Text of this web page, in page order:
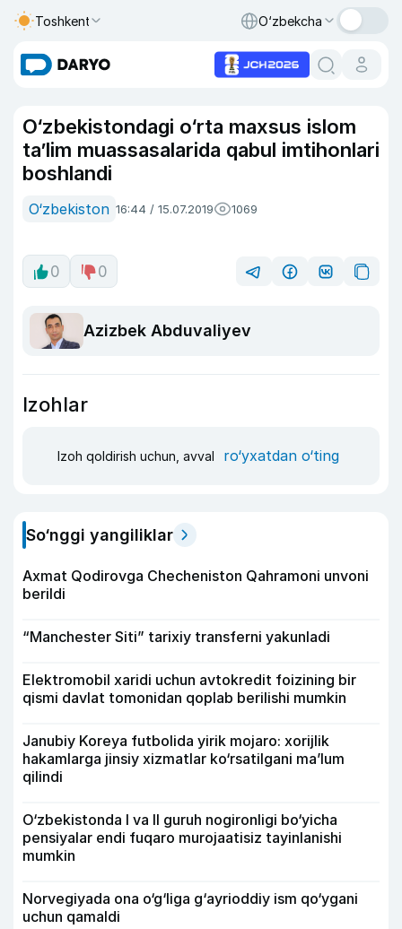
Toshkent O‘zbekcha
O‘zbekistondagi o‘rta maxsus islom
ta’lim muassasalarida qabul imtihonlari
boshlandi
O‘zbekiston 16:44 / 15.07.2019 1069
0 0
Azizbek Abduvaliyev
Izohlar
Izoh qoldirish uchun, avval ro‘yxatdan o‘ting
So‘nggi yangiliklar
Axmat Qodirovga Checheniston Qahramoni unvoni
berildi
“Manchester Siti” tarixiy transferni yakunladi
Elektromobil xaridi uchun avtokredit foizining bir
qismi davlat tomonidan qoplab berilishi mumkin
Janubiy Koreya futbolida yirik mojaro: xorijlik
hakamlarga jinsiy xizmatlar ko‘rsatilgani ma’lum
qilindi
O‘zbekistonda I va II guruh nogironligi bo‘yicha
pensiyalar endi fuqaro murojaatisiz tayinlanishi
mumkin
Norvegiyada ona o‘g‘liga g‘ayrioddiy ism qo‘ygani
uchun qamaldi